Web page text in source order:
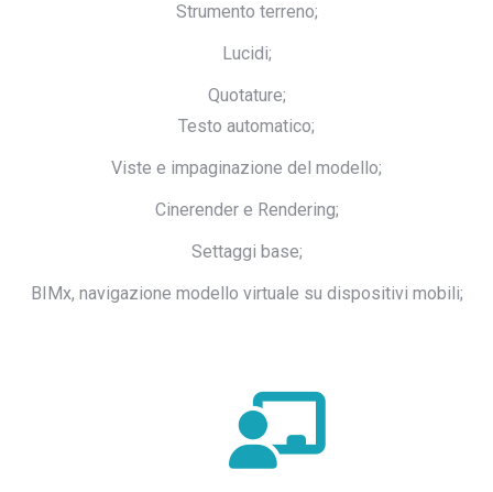
Strumento terreno;
Lucidi;
Quotature;
Testo automatico;
Viste e impaginazione del modello;
Cinerender e Rendering;
Settaggi base;
BIMx, navigazione modello virtuale su dispositivi mobili;